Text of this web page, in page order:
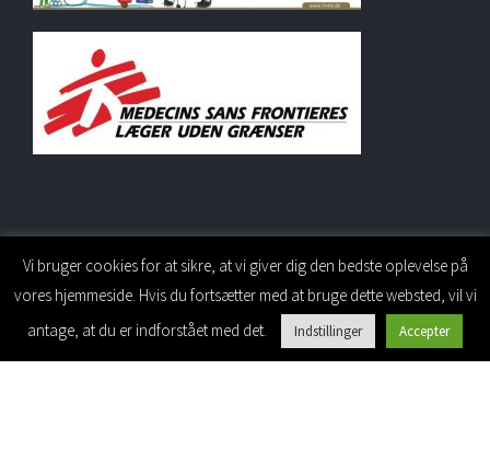
PERSONALESIDE
Vi bruger cookies for at sikre, at vi giver dig den bedste oplevelse på
vores hjemmeside. Hvis du fortsætter med at bruge dette websted, vil vi
antage, at du er indforstået med det.
Indstillinger Accepter